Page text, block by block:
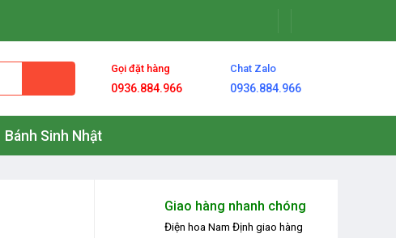
Gọi đặt hàng
0936.884.966
Chat Zalo
0936.884.966
Bánh Sinh Nhật
Giao hàng nhanh chóng
Điện hoa Nam Định giao hàng